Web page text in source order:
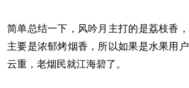
简单总结一下，风吟月主打的是荔枝香
主要是浓郁烤烟香，所以如果是水果用
云重，老烟民就江海碧了。